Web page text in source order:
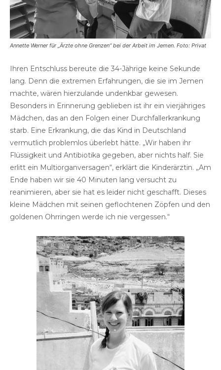
Annette Werner für „Ärzte ohne Grenzen“ bei der Arbeit im Jemen. Foto: Privat
Ihren Entschluss bereute die 34-Jährige keine Sekunde
lang. Denn die extremen Erfahrungen, die sie im Jemen
machte, wären hierzulande undenkbar gewesen.
Besonders in Erinnerung geblieben ist ihr ein vierjähriges
Mädchen, das an den Folgen einer Durchfallerkrankung
starb. Eine Erkrankung, die das Kind in Deutschland
vermutlich problemlos überlebt hätte. „Wir haben ihr
Flüssigkeit und Antibiotika gegeben, aber nichts half. Sie
erlitt ein Multiorganversagen“, erklärt die Kinderärztin. „Am
Ende haben wir sie 40 Minuten lang versucht zu
reanimieren, aber sie hat es leider nicht geschafft. Dieses
kleine Mädchen mit seinen geflochtenen Zöpfen und den
goldenen Ohrringen werde ich nie vergessen.“